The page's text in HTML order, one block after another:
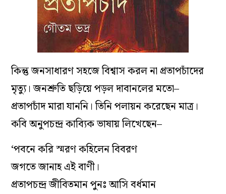
কিন্তু জনসাধারণ সহজে বিশ্বাস করল না প্রতাপচাঁদের
মৃত্যু। জনশ্রুতি ছড়িয়ে পড়ল দাবানলের মতো–
প্রতাপচাঁদ মারা যাননি। তিনি পলায়ন করেছেন মাত্র।
কবি অনুপচন্দ্র কাব্যিক ভাষায় লিখেছেন–
‘পবনে করি স্মরণ কহিলেন বিবরণ
জগতে জানাহ এই বাণী।
প্রতাপচন্দ্র জীবিতমান পুনঃ আসি বর্ধমান